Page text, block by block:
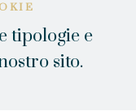
tipologie e
sito.